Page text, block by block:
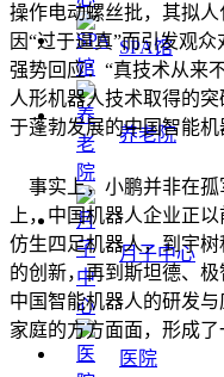
SPA馆
养老院
月子中心
医院
操作电动螺丝批，其拟
因“过于逼真”而引发观
强势回应：“真技术从来
人形机器人技术取得的
于蓬勃发展的中国智能机
事实上，小鹏并非在孤
上，中国机器人企业正
仿生四足机器人，到宇树
的创新，再到斯坦德、极
中国智能机器人的研发
家庭的方方面面，形成了